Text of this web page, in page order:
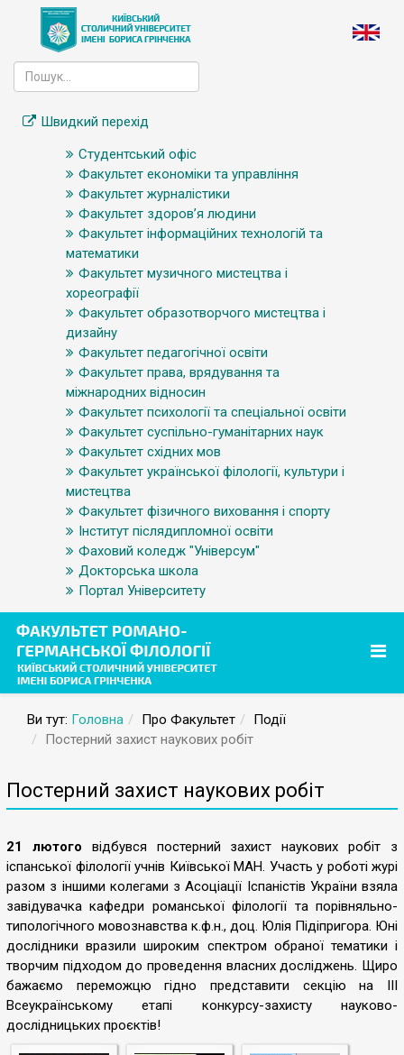
Швидкий перехід
Студентський офіс
Факультет економіки та управління
Факультет журналістики
Факультет здоров’я людини
Факультет інформаційних технологій та
математики
Факультет музичного мистецтва і
хореографії
Факультет образотворчого мистецтва і
дизайну
Факультет педагогічної освіти
Факультет права, врядування та
міжнародних відносин
Факультет психології та спеціальної освіти
Факультет суспільно-гуманітарних наук
Факультет східних мов
Факультет української філології, культури і
мистецтва
Факультет фізичного виховання і спорту
Інститут післядипломної освіти
Фаховий коледж "Універсум"
Докторська школа
Портал Університету
Ви тут: Головна Про Факультет
Події
Постерний захист наукових робіт
Постерний захист наукових робіт
21 лютого відбувся постерний захист наукових робіт з
іспанської філології учнів Київської МАН. Участь у роботі журі
разом з іншими колегами з Асоціації Іспаністів України взяла
завідувачка кафедри романської філології та порівняльно-
типологічного мовознавства к.ф.н., доц. Юлія Підіпригора. Юні
дослідники вразили широким спектром обраної тематики і
творчим підходом до проведення власних досліджень. Щиро
бажаємо переможцю гідно представити секцію на ІІІ
Всеукраїнському етапі конкурсу-захисту науково-
дослідницьких проєктів!